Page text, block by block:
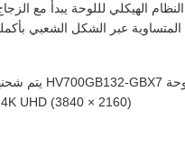
4K UHD (3840 × 2160) لوحة مع ضمان المصنع القياسية،وشركتنا توفر التحقق الإضافي قبل الشحن لضمان كل وحدة تلبي أو تتجاوز المواصفات المنشورة قبل أن تصل إلى خط الإنتاج الخاص بك.